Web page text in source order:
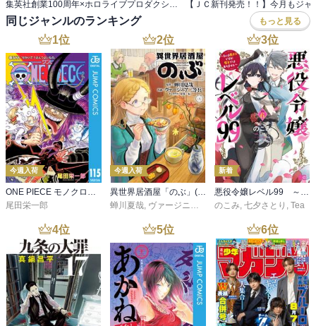
同じジャンルのランキング もっと見る
1位
今週入荷
ONE PIECE モノクロ版 115
尾田栄一郎
2位
今週入荷
異世界居酒屋「のぶ」(22)
蝉川夏哉, ヴァージニア二等兵 ,転
3位
新着
悪役令嬢レベル99 ～私は裏ボスですが魔王ではありません～ その６
のこみ, 七夕さとり , Tea
4位 5位 6位